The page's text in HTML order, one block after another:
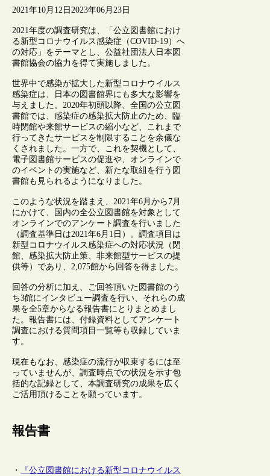
2021年10月12日 2023年06月23日
2021年度の調査研究は、「公立図書館におけ
る新型コロナウイルス感染症（COVID-19）へ
の対応」をテーマとし、公益社団法人日本図
書館協会の協力を得て実施しました。
世界中で感染が拡大した新型コロナウイルス
感染症は、日本の図書館界にも多大な影響を
与えました。2020年初頭以降、全国の公立図
書館では、感染症の感染拡大防止のため、臨
時閉館や来館サービスの縮小など、これまで
行ってきたサービスを制限することを余儀な
くされました。一方で、これを契機として、
電子図書館サービスの促進や、オンラインで
のイベントの実施など、新たな取組を行う図
書館も見られるようになりました。
このような状況を踏まえ、2021年6月から7月
にかけて、国内の全公立図書館を対象として
オンラインでのアンケート調査を行いました
（調査基準日は2021年6月1日）。調査項目は
新型コロナウイルス感染症への対応状況（閉
館、感染拡大防止策、非来館型サービスの提
供等）であり、2,075館から回答を得ました。
回答の分析に加え、ご回答頂いた図書館のう
ち3館にインタビュー調査を行い、それらの成
果を全5章からなる報告書にとりまとめまし
た。報告書には、付録資料としてアンケート
調査における質問項目一覧等も収録していま
す。
現在もなお、感染症の流行が収束するには至
っていませんが、調査時点での状況を示す包
括的な記録として、本調査研究の成果を広く
ご活用頂けることを願っています。
報告書
・
『公立図書館における新型コロナウイルス